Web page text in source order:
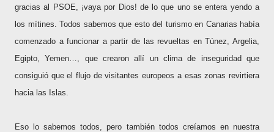
gracias al PSOE, ¡vaya por Dios! de lo que uno se entera yendo a
los mítines. Todos sabemos que esto del turismo en Canarias había
comenzado a funcionar a partir de las revueltas en Túnez, Argelia,
Egipto, Yemen…, que crearon allí un clima de inseguridad que
consiguió que el flujo de visitantes europeos a esas zonas revirtiera
hacia las Islas.
Eso lo sabemos todos, pero también todos creíamos en nuestra